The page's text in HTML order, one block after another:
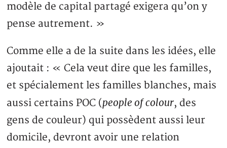
modèle de capital partagé exigera qu’on y
pense autrement. »
Comme elle a de la suite dans les idées, elle
ajoutait : « Cela veut dire que les familles,
et spécialement les familles blanches, mais
aussi certains POC (people of colour, des
gens de couleur) qui possèdent aussi leur
domicile, devront avoir une relation